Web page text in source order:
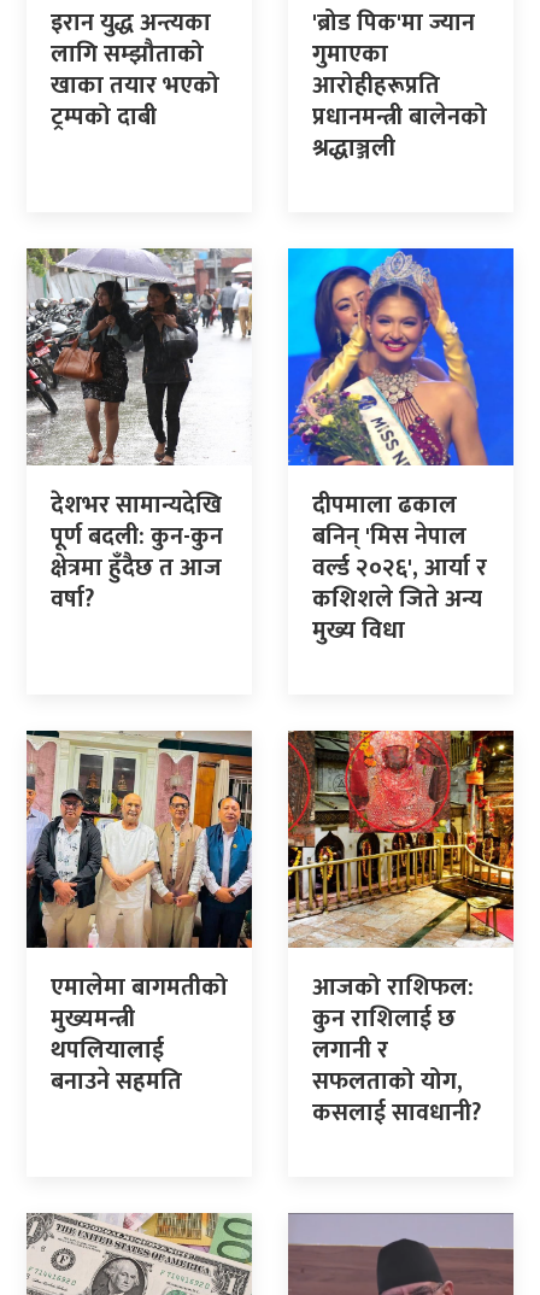
इरान युद्ध अन्त्यका
लागि सम्झौताको
खाका तयार भएको
ट्रम्पको दाबी
'ब्रोड पिक'मा ज्यान
गुमाएका
आरोहीहरूप्रति
प्रधानमन्त्री बालेनको
श्रद्धाञ्जली
देशभर सामान्यदेखि
पूर्ण बदली: कुन-कुन
क्षेत्रमा हुँदैछ त आज
वर्षा?
दीपमाला ढकाल
बनिन् 'मिस नेपाल
वर्ल्ड २०२६', आर्या र
कशिशले जिते अन्य
मुख्य विधा
एमालेमा बागमतीको
मुख्यमन्त्री
थपलियालाई
बनाउने सहमति
आजको राशिफल:
कुन राशिलाई छ
लगानी र
सफलताको योग,
कसलाई सावधानी?